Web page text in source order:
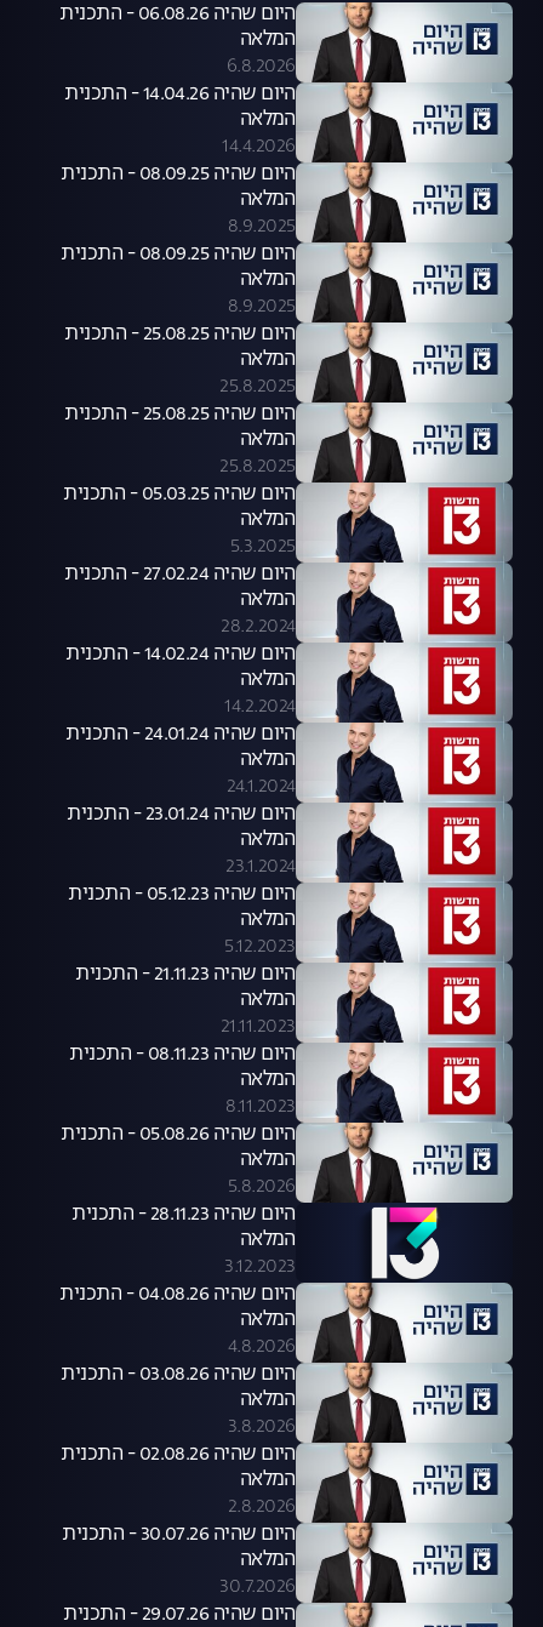
היום שהיה 06.08.26 - התכנית
המלאה
6.8.2026
היום שהיה 14.04.26 - התכנית
המלאה
14.4.2026
היום שהיה 08.09.25 - התכנית
המלאה
8.9.2025
היום שהיה 08.09.25 - התכנית
המלאה
8.9.2025
היום שהיה 25.08.25 - התכנית
המלאה
25.8.2025
היום שהיה 25.08.25 - התכנית
המלאה
25.8.2025
היום שהיה 05.03.25 - התכנית
המלאה
5.3.2025
היום שהיה 27.02.24 - התכנית
המלאה
28.2.2024
היום שהיה 14.02.24 - התכנית
המלאה
14.2.2024
היום שהיה 24.01.24 - התכנית
המלאה
24.1.2024
היום שהיה 23.01.24 - התכנית
המלאה
23.1.2024
היום שהיה 05.12.23 - התכנית
המלאה
5.12.2023
היום שהיה 21.11.23 - התכנית
המלאה
21.11.2023
היום שהיה 08.11.23 - התכנית
המלאה
8.11.2023
היום שהיה 05.08.26 - התכנית
המלאה
5.8.2026
היום שהיה 28.11.23 - התכנית
המלאה
3.12.2023
היום שהיה 04.08.26 - התכנית
המלאה
4.8.2026
היום שהיה 03.08.26 - התכנית
המלאה
3.8.2026
היום שהיה 02.08.26 - התכנית
המלאה
2.8.2026
היום שהיה 30.07.26 - התכנית
המלאה
30.7.2026
היום שהיה 29.07.26 - התכנית